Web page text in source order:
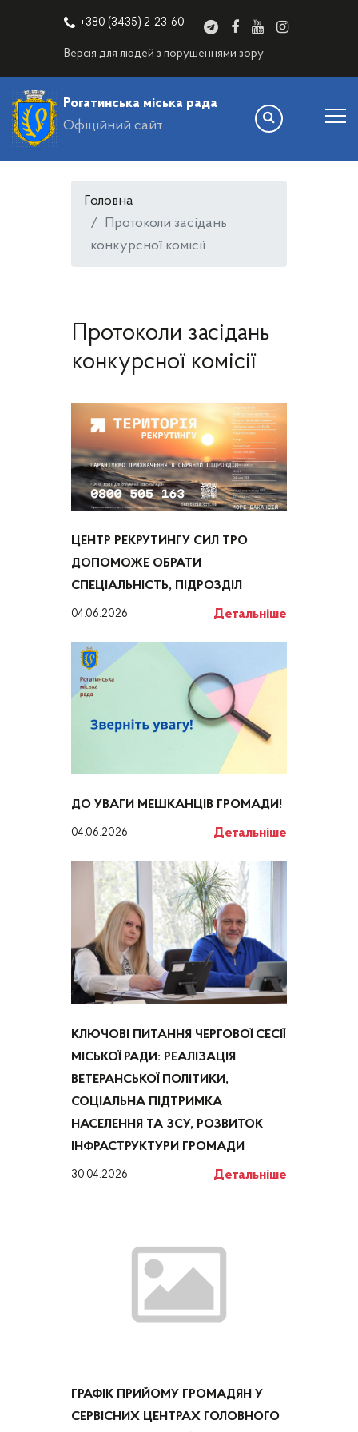
+380 (3435) 2-23-60
Версія для людей з порушеннями зору
Рогатинська міська рада
Офіційний сайт
Головна
Протоколи засідань
конкурсної комісії
Протоколи засідань
конкурсної комісії
ЦЕНТР РЕКРУТИНГУ СИЛ ТРО
ДОПОМОЖЕ ОБРАТИ
СПЕЦІАЛЬНІСТЬ, ПІДРОЗДІЛ
04.06.2026 Детальніше
ДО УВАГИ МЕШКАНЦІВ ГРОМАДИ!
04.06.2026 Детальніше
КЛЮЧОВІ ПИТАННЯ ЧЕРГОВОЇ СЕСІЇ
МІСЬКОЇ РАДИ: РЕАЛІЗАЦІЯ
ВЕТЕРАНСЬКОЇ ПОЛІТИКИ,
СОЦІАЛЬНА ПІДТРИМКА
НАСЕЛЕННЯ ТА ЗСУ, РОЗВИТОК
ІНФРАСТРУКТУРИ ГРОМАДИ
30.04.2026 Детальніше
ГРАФІК ПРИЙОМУ ГРОМАДЯН У
СЕРВІСНИХ ЦЕНТРАХ ГОЛОВНОГО